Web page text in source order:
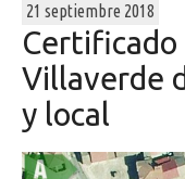
21 septiembre 2018
Villaverde
y local